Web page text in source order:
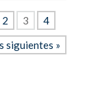
siguientes »
2 3
4